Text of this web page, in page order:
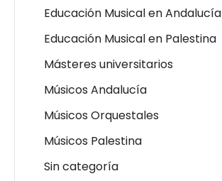
Educación Musical en Andalucía
Educación Musical en Palestina
Másteres universitarios
Músicos Andalucía
Músicos Orquestales
Músicos Palestina
Sin categoría